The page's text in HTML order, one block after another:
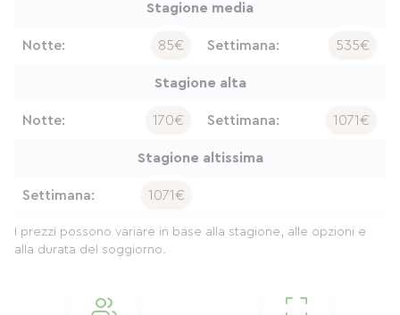
Stagione media
Notte: 85€ Settimana: 535€
Stagione alta
Notte: 170€ Settimana: 1071€
Stagione altissima
Settimana: 1071€
I prezzi possono variare in base alla stagione, alle opzioni e
alla durata del soggiorno.